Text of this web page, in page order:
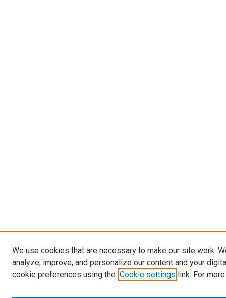
We use cookies that are necessary to make our site work.
analyze, improve, and personalize our content and your
cookie preferences using the Cookie settings link. For